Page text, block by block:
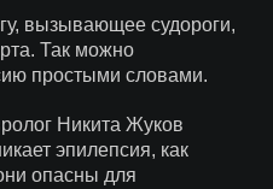
вызывающее судороги,
Так можно
простыми словами.
Никита Жуков
эпилепсия, как
опасны для